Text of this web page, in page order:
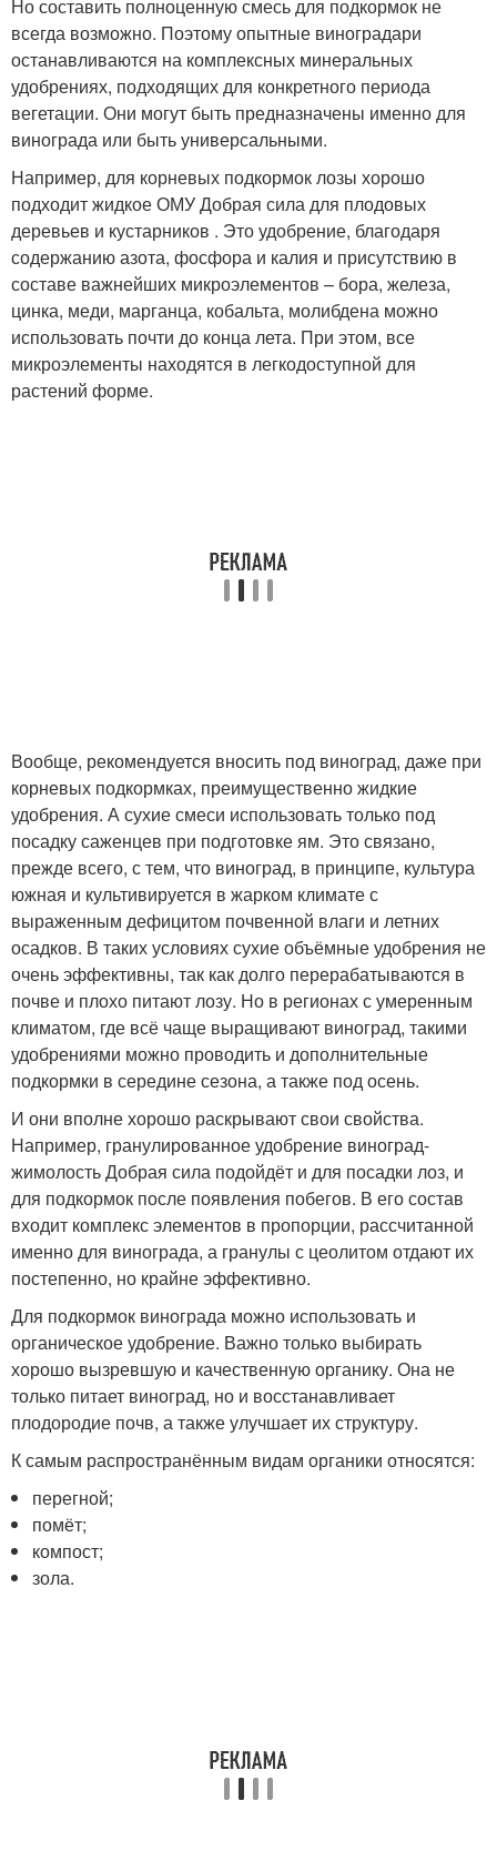
Но составить полноценную смесь для подкормок не
всегда возможно. Поэтому опытные виноградари
останавливаются на комплексных минеральных
удобрениях, подходящих для конкретного периода
вегетации. Они могут быть предназначены именно для
винограда или быть универсальными.
Например, для корневых подкормок лозы хорошо
подходит жидкое ОМУ Добрая сила для плодовых
деревьев и кустарников . Это удобрение, благодаря
содержанию азота, фосфора и калия и присутствию в
составе важнейших микроэлементов – бора, железа,
цинка, меди, марганца, кобальта, молибдена можно
использовать почти до конца лета. При этом, все
микроэлементы находятся в легкодоступной для
растений форме.
Вообще, рекомендуется вносить под виноград, даже при
корневых подкормках, преимущественно жидкие
удобрения. А сухие смеси использовать только под
посадку саженцев при подготовке ям. Это связано,
прежде всего, с тем, что виноград, в принципе, культура
южная и культивируется в жарком климате с
выраженным дефицитом почвенной влаги и летних
осадков. В таких условиях сухие объёмные удобрения не
очень эффективны, так как долго перерабатываются в
почве и плохо питают лозу. Но в регионах с умеренным
климатом, где всё чаще выращивают виноград, такими
удобрениями можно проводить и дополнительные
подкормки в середине сезона, а также под осень.
И они вполне хорошо раскрывают свои свойства.
Например, гранулированное удобрение виноград-
жимолость Добрая сила подойдёт и для посадки лоз, и
для подкормок после появления побегов. В его состав
входит комплекс элементов в пропорции, рассчитанной
именно для винограда, а гранулы с цеолитом отдают их
постепенно, но крайне эффективно.
Для подкормок винограда можно использовать и
органическое удобрение. Важно только выбирать
хорошо вызревшую и качественную органику. Она не
только питает виноград, но и восстанавливает
плодородие почв, а также улучшает их структуру.
К самым распространённым видам органики относятся:
перегной;
помёт;
компост;
зола.